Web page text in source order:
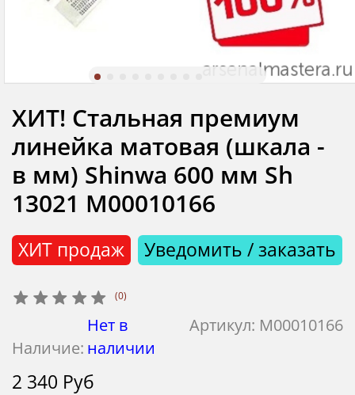
(0)
Артикул: М00010166
Наличие:
Нет в
наличии
ХИТ продаж Уведомить / заказать
ХИТ! Стальная премиум
линейка матовая (шкала -
в мм) Shinwa 600 мм Sh
13021 М00010166
2 340 Руб